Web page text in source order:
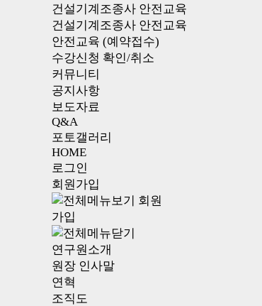
건설기계조종사 안전교육
건설기계조종사 안전교육
안전교육 (예약접수)
수강신청 확인/취소
커뮤니티
공지사항
보도자료
Q&A
포토갤러리
HOME
로그인
회원가입
회원
가입
연구원소개
원장 인사말
연혁
조직도